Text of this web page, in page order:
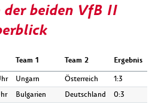
der beiden VfB II
Team 1 Team 2 Ergebnis
Ungarn Österreich
1:3
Bulgarien Deutschland
0:3